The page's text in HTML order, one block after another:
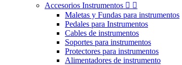
Accesorios Instrumentos  
Maletas y Fundas para instrumentos
Pedales para Instrumentos
Cables de instrumentos
Soportes para instrumentos
Protectores para instrumentos
Alimentadores de instrumento